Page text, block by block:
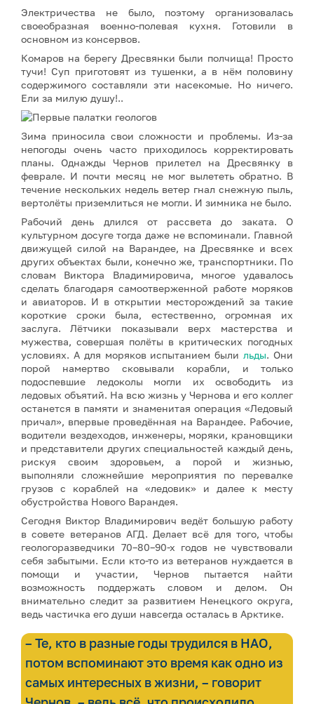
Электричества не было, поэтому организовалась
своеобразная военно-полевая кухня. Готовили в
основном из консервов.
Комаров на берегу Дресвянки были полчища! Просто
тучи! Суп приготовят из тушенки, а в нём половину
содержимого составляли эти насекомые. Но ничего.
Ели за милую душу!..
Зима приносила свои сложности и проблемы. Из-за
непогоды очень часто приходилось корректировать
планы. Однажды Чернов прилетел на Дресвянку в
феврале. И почти месяц не мог вылететь обратно. В
течение нескольких недель ветер гнал снежную пыль,
вертолёты приземлиться не могли. И зимника не было.
Рабочий день длился от рассвета до заката. О
культурном досуге тогда даже не вспоминали. Главной
движущей силой на Варандее, на Дресвянке и всех
других объектах были, конечно же, транспортники. По
словам Виктора Владимировича, многое удавалось
сделать благодаря самоотверженной работе моряков
и авиаторов. И в открытии месторождений за такие
короткие сроки была, естественно, огромная их
заслуга. Лётчики показывали верх мастерства и
мужества, совершая полёты в критических погодных
условиях. А для моряков испытанием былильды. Они
порой намертво сковывали корабли, и только
подоспевшие ледоколы могли их освободить из
ледовых объятий. На всю жизнь у Чернова и его коллег
останется в памяти и знаменитая операция «Ледовый
причал», впервые проведённая на Варандее. Рабочие,
водители вездеходов, инженеры, моряки, крановщики
и представители других специальностей каждый день,
рискуя своим здоровьем, а порой и жизнью,
выполняли сложнейшие мероприятия по перевалке
грузов с кораблей на «ледовик» и далее к месту
обустройства Нового Варандея.
Сегодня Виктор Владимирович ведёт большую работу
в совете ветеранов АГД. Делает всё для того, чтобы
геологоразведчики 70–80–90-х годов не чувствовали
себя забытыми. Если кто-то из ветеранов нуждается в
помощи и участии, Чернов пытается найти
возможность поддержать словом и делом. Он
внимательно следит за развитием Ненецкого округа,
ведь частичка его души навсегда осталась в Арктике.
– Те, кто в разные годы трудился в НАО,
потом вспоминают это время как одно из
самых интересных в жизни, – говорит